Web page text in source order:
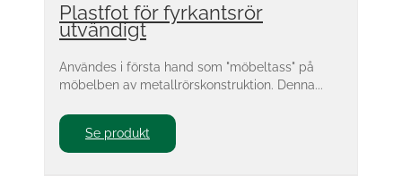
Plastfot för fyrkantsrör
utvändigt
Användes i första hand som "möbeltass" på
möbelben av metallrörskonstruktion. Denna...
Se produkt